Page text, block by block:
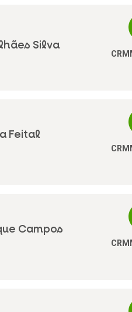
Silva
Feital
Campos